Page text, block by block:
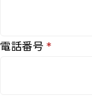
電話番号